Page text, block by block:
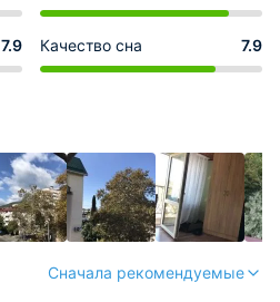
7.9 Качество сна 7.9
Сначала рекомендуемые